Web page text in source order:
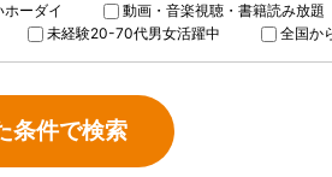
ーダイ 動画・音楽視聴・書籍読み放題
未経験20-70代男女活躍中 全国か